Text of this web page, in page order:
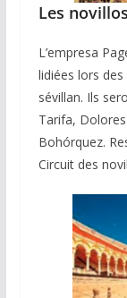
Les
L’empresa
lidiées lors
sévillan. Ils
Tarifa,
Bohórquez.
Circuit des